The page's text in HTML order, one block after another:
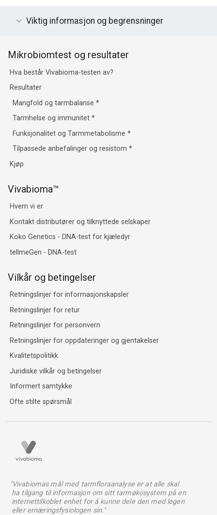
Viktig informasjon og begrensninger
Mikrobiomtest og resultater
Hva består Vivabioma-testen av?
Resultater
Mangfold og tarmbalanse*
Tarmhelse og immunitet*
Funksjonalitet og Tarmmetabolisme*
Tilpassede anbefalinger og resistom*
Kjøp
Vivabioma™
Hvem vi er
Kontakt distributører og tilknyttede selskaper
Koko Genetics - DNA-test for kjæledyr
tellmeGen - DNA-test
Vilkår og betingelser
Retningslinjer for informasjonskapsler
Retningslinjer for retur
Retningslinjer for personvern
Retningslinjer for oppdateringer og gjentakelser
Kvalitetspolitikk
Juridiske vilkår og betingelser
Informert samtykke
Ofte stilte spørsmål
"Vivabiomas mål med tarmfloraanalyse er at alle skal
ha tilgang til informasjon om sitt tarmøkosystem på en
internettilkoblet enhet for å kunne dele den med legen
eller ernæringsfysiologen sin."